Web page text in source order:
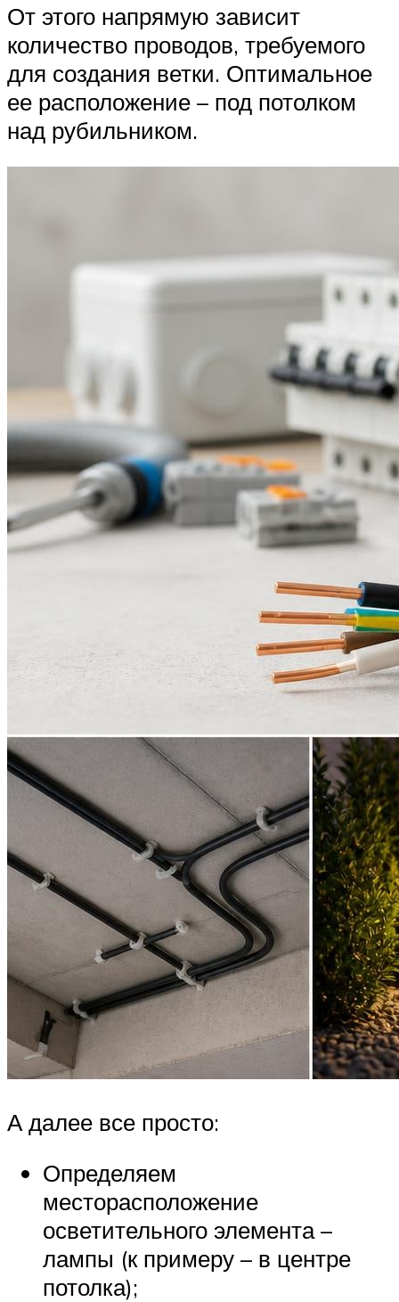
От этого напрямую зависит
количество проводов, требуемого
для создания ветки. Оптимальное
ее расположение – под потолком
над рубильником.
А далее все просто:
Определяем
месторасположение
осветительного элемента –
лампы (к примеру – в центре
потолка);